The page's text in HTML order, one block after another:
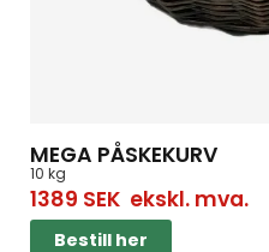
MEGA PÅSKEKURV
10 kg
1389 SEKekskl. mva.
Bestill her